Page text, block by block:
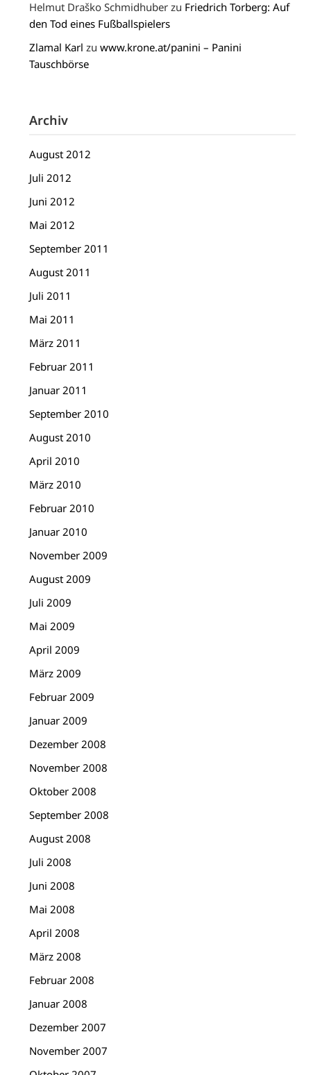
Helmut Draško Schmidhuber zu Friedrich Torberg: Auf
den Tod eines Fußballspielers
Zlamal Karl zuwww.krone.at/panini – Panini
Tauschbörse
Archiv
August 2012
Juli 2012
Juni 2012
Mai 2012
September 2011
August 2011
Juli 2011
Mai 2011
März 2011
Februar 2011
Januar 2011
September 2010
August 2010
April 2010
März 2010
Februar 2010
Januar 2010
November 2009
August 2009
Juli 2009
Mai 2009
April 2009
März 2009
Februar 2009
Januar 2009
Dezember 2008
November 2008
Oktober 2008
September 2008
August 2008
Juli 2008
Juni 2008
Mai 2008
April 2008
März 2008
Februar 2008
Januar 2008
Dezember 2007
November 2007